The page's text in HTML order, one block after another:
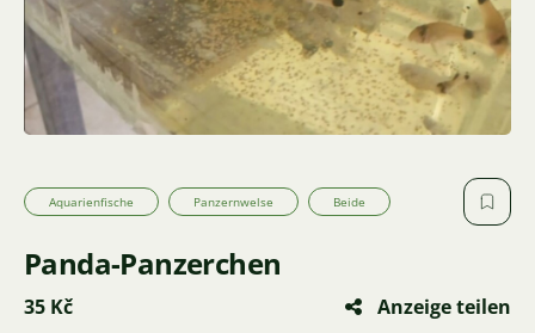
Aquarienfische Panzernwelse Beide
Panda-Panzerchen
35 Kč
Anzeige teilen